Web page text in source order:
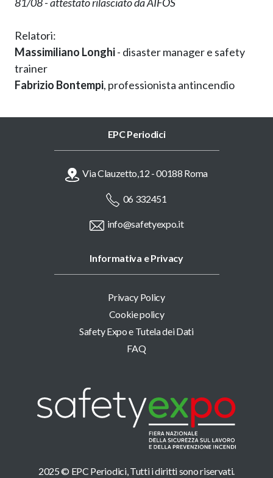
Relatori:
Massimiliano Longhi- disaster manager e safety
trainer
Fabrizio Bontempi, professionista antincendio
2025 © EPC Periodici, Tutti i diritti sono riservati.
EPC Periodici
Via Clauzetto,12 - 00188 Roma
06 332451
info@safetyexpo.it
Informativa e Privacy
Privacy Policy
Cookie policy
Safety Expo e Tutela dei Dati
FAQ